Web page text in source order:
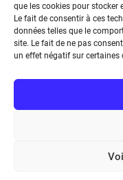
que les cookies pour
Le fait de consentir à ces
données telles que le
site. Le fait de ne pas
un effet négatif sur
Bicentenaire
Conditions
N° de SIREN : 785
communautaire :